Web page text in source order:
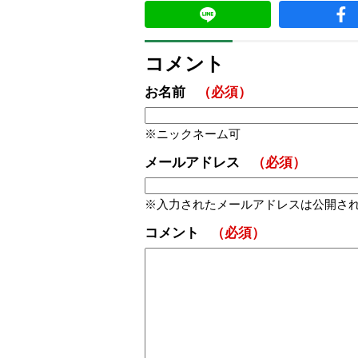
コメント
お名前 （必須）
ニックネーム可
メールアドレス （必須）
入力されたメールアドレスは公開さ
コメント （必須）